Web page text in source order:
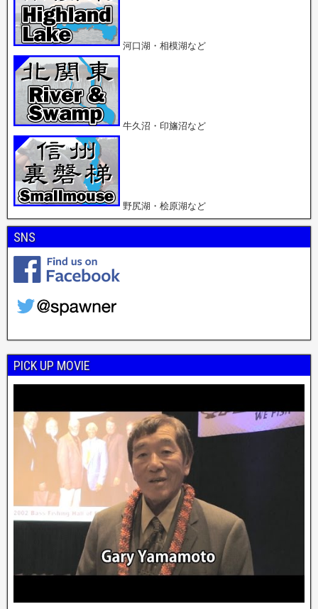
河口湖・相模湖など
牛久沼・印旛沼など
野尻湖・桧原湖など
SNS
PICK UP MOVIE